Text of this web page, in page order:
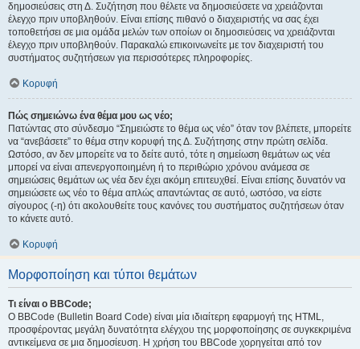
δημοσιεύσεις στη Δ. Συζήτηση που θέλετε να δημοσιεύσετε να χρειάζονται
έλεγχο πριν υποβληθούν. Είναι επίσης πιθανό ο διαχειριστής να σας έχει
τοποθετήσει σε μια ομάδα μελών των οποίων οι δημοσιεύσεις να χρειάζονται
έλεγχο πριν υποβληθούν. Παρακαλώ επικοινωνείτε με τον διαχειριστή του
συστήματος συζητήσεων για περισσότερες πληροφορίες.
Κορυφή
Πώς σημειώνω ένα θέμα μου ως νέο;
Πατώντας στο σύνδεσμο “Σημειώστε το θέμα ως νέο” όταν τον βλέπετε, μπορείτε
να “ανεβάσετε” το θέμα στην κορυφή της Δ. Συζήτησης στην πρώτη σελίδα.
Ωστόσο, αν δεν μπορείτε να το δείτε αυτό, τότε η σημείωση θεμάτων ως νέα
μπορεί να είναι απενεργοποιημένη ή το περιθώριο χρόνου ανάμεσα σε
σημειώσεις θεμάτων ως νέα δεν έχει ακόμη επιτευχθεί. Είναι επίσης δυνατόν να
σημειώσετε ως νέο το θέμα απλώς απαντώντας σε αυτό, ωστόσο, να είστε
σίγουρος (-η) ότι ακολουθείτε τους κανόνες του συστήματος συζητήσεων όταν
το κάνετε αυτό.
Κορυφή
Μορφοποίηση και τύποι θεμάτων
Τι είναι ο BBCode;
Ο BBCode (Bulletin Board Code) είναι μία ιδιαίτερη εφαρμογή της HTML,
προσφέροντας μεγάλη δυνατότητα ελέγχου της μορφοποίησης σε συγκεκριμένα
αντικείμενα σε μια δημοσίευση. Η χρήση του BBCode χορηγείται από τον